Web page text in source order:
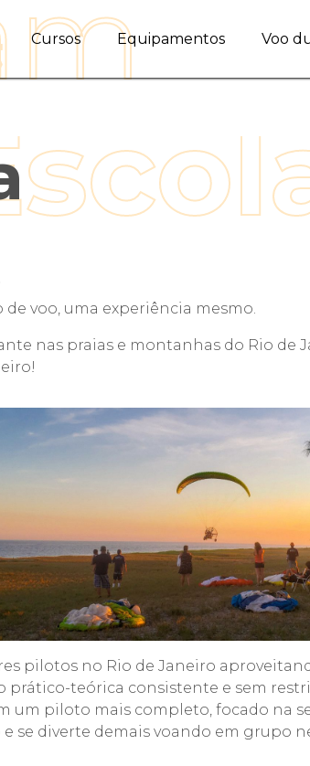
Cursos Equipamentos Voo
voo, uma experiência mesmo.
nas praias e montanhas do Rio
pilotos no Rio de Janeiro
prático-teórica consistente e sem
um piloto mais completo, focado na
diverte demais voando em grupo